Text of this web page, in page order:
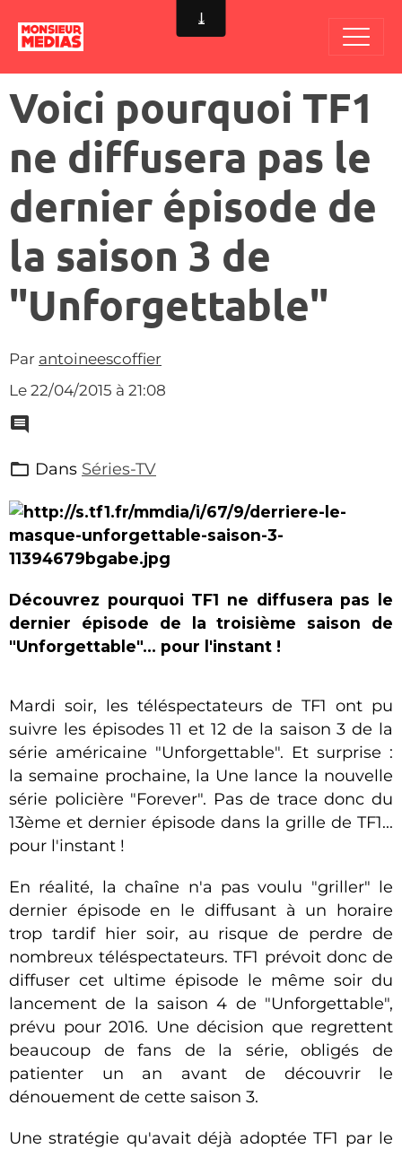
Voici pourquoi TF1
ne diffusera pas le
dernier épisode de
la saison 3 de
"Unforgettable"
Par antoineescoffier
Le 22/04/2015 à 21:08
Dans Séries-TV
Découvrez pourquoi TF1 ne diffusera pas le
dernier épisode de la troisième saison de
"Unforgettable"... pour l'instant !
Mardi soir, les téléspectateurs de TF1 ont pu
suivre les épisodes 11 et 12 de la saison 3 de la
série américaine "Unforgettable". Et surprise :
la semaine prochaine, la Une lance la nouvelle
série policière "Forever". Pas de trace donc du
13ème et dernier épisode dans la grille de TF1...
pour l'instant !
En réalité, la chaîne n'a pas voulu "griller" le
dernier épisode en le diffusant à un horaire
trop tardif hier soir, au risque de perdre de
nombreux téléspectateurs. TF1 prévoit donc de
diffuser cet ultime épisode le même soir du
lancement de la saison 4 de "Unforgettable",
prévu pour 2016. Une décision que regrettent
beaucoup de fans de la série, obligés de
patienter un an avant de découvrir le
dénouement de cette saison 3.
Une stratégie qu'avait déjà adoptée TF1 par le